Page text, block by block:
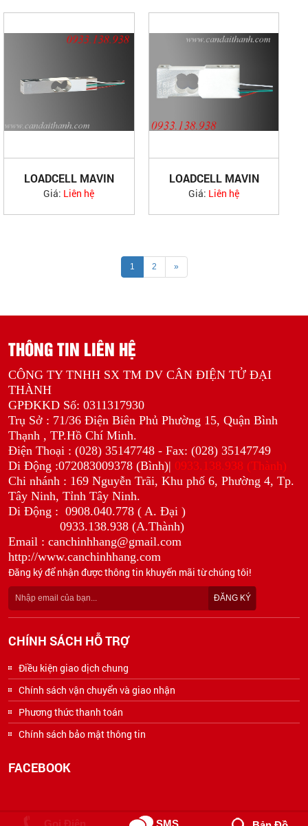
LOADCELL MAVIN
NA27
Giá: Liên hệ
LOADCELL MAVIN
NA32,33
Giá: Liên hệ
1 2 »
THÔNG TIN LIÊN HỆ
CÔNG TY TNHH SX TM DV CÂN ĐIỆN TỬ ĐẠI
THÀNH
GPĐKKD Số: 0311317930
Trụ Sở : 71/36 Điện Biên Phủ Phường 15, Quận Bình
Thạnh , TP.Hồ Chí Minh.
Điện Thoại : (028) 35147748 - Fax: (028) 35147749
Di Động :072083009378 (Bình)| 0933.138.938 (Thành)
Chi nhánh : 169 Nguyễn Trãi, Khu phố 6, Phường 4, Tp.
Tây Ninh, Tỉnh Tây Ninh.
Di Động : 0908.040.778 ( A. Đại )
0933.138.938 (A.Thành)
Email : canchinhhang@gmail.com
http://www.canchinhhang.com
Đăng ký để nhận được thông tin khuyến mãi từ chúng tôi!
CHÍNH SÁCH HỖ TRỢ
Điều kiện giao dịch chung
Chính sách vận chuyển và giao nhận
Phương thức thanh toán
Chính sách bảo mật thông tin
FACEBOOK